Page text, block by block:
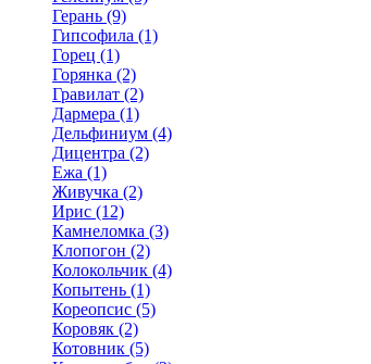
Герань (9)
Гипсофила (1)
Горец (1)
Горянка (2)
Гравилат (2)
Дармера (1)
Дельфиниум (4)
Дицентра (2)
Ежа (1)
Живучка (2)
Ирис (12)
Камнеломка (3)
Клопогон (2)
Колокольчик (4)
Копытень (1)
Кореопсис (5)
Коровяк (2)
Котовник (5)